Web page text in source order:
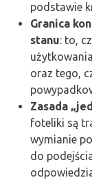
podstawie
Granica
stanu: to,
oraz tego,
Zasada
foteliki są
wymianie
do